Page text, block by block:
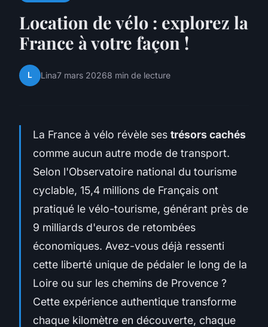
Location de vélo : explorez la
France à votre façon !
L Lina7 mars 20268 min de lecture
La France à vélo révèle ses trésors cachés
comme aucun autre mode de transport.
Selon l'Observatoire national du tourisme
cyclable, 15,4 millions de Français ont
pratiqué le vélo-tourisme, générant près de
9 milliards d'euros de retombées
économiques. Avez-vous déjà ressenti
cette liberté unique de pédaler le long de la
Loire ou sur les chemins de Provence ?
Cette expérience authentique transforme
chaque kilomètre en découverte, chaque